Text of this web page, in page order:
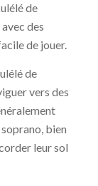
de
des
de jouer.
de
vers des
bien
leur sol